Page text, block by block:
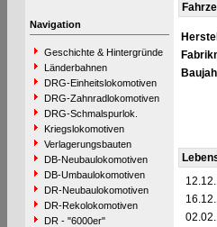
Navigation
Geschichte & Hintergründe
Länderbahnen
DRG-Einheitslokomotiven
DRG-Zahnradlokomotiven
DRG-Schmalspurlok.
Kriegslokomotiven
Verlagerungsbauten
DB-Neubaulokomotiven
DB-Umbaulokomotiven
DR-Neubaulokomotiven
DR-Rekolokomotiven
DR - "6000er"